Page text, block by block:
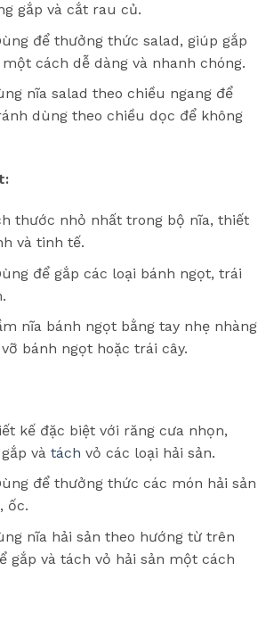
gắp và cắt rau củ.
để thưởng thức salad, giúp gắp
cách dễ dàng và nhanh chóng.
nĩa salad theo chiều ngang để
dùng theo chiều dọc để không
thước nhỏ nhất trong bộ nĩa, thiết
và tinh tế.
để gắp các loại bánh ngọt, trái
nĩa bánh ngọt bằng tay nhẹ nhàng
bánh ngọt hoặc trái cây.
kế đặc biệt với răng cưa nhọn,
và tách vỏ các loại hải sản.
để thưởng thức các món hải sản
ốc.
nĩa hải sản theo hướng từ trên
gắp và tách vỏ hải sản một cách